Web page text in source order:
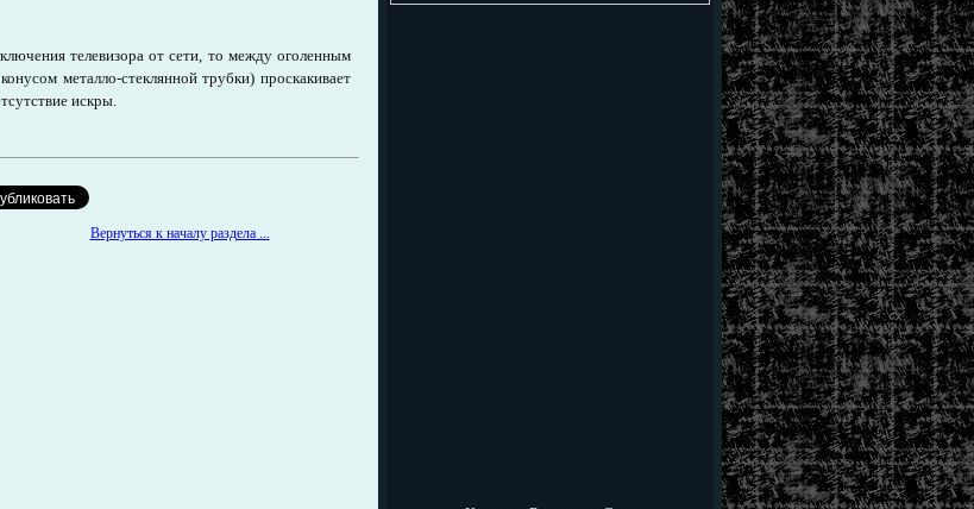
телевизора от сети, то между оголенным
металло-стеклянной трубки) проскакивает
искры.
Вернуться к началу раздела ...